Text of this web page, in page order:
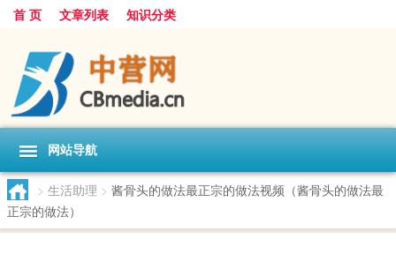
首 页 文章列表 知识分类
网站导航
> 生活助理 > 酱骨头的做法最正宗的做法视频（酱骨头的做法最
正宗的做法）